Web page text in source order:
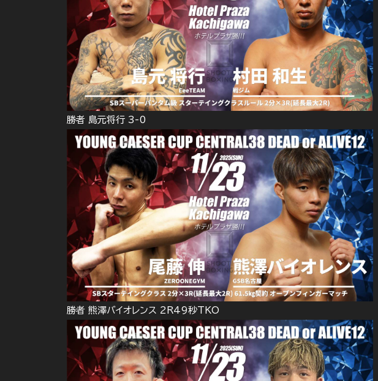
勝者 島元将行 3-0
勝者 熊澤バイオレンス 2R49秒TKO